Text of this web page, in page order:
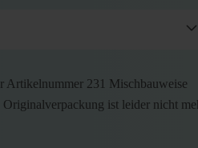
Artikelnummer 231 Mischbauweise
ist leider nicht